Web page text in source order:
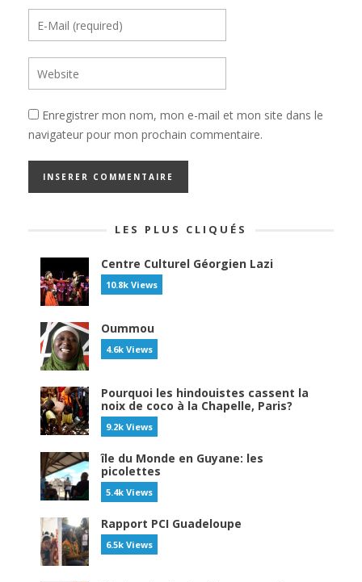
Enregistrer mon nom, mon e-mail et mon site dans le
navigateur pour mon prochain commentaire.
LES PLUS CLIQUÉS
Centre Culturel Géorgien Lazi
10.8k Views
Oummou
4.6k Views
Pourquoi les hindouistes cassent la
noix de coco à la Chapelle, Paris?
9.2k Views
île du Monde en Guyane: les
picolettes
5.4k Views
Rapport PCI Guadeloupe
6.5k Views